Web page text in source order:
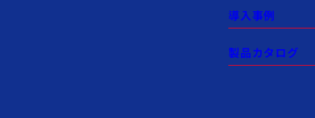
導入事例
製品カタログ